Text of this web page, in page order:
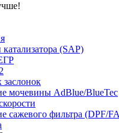
(SAP)
мочевины AdBlue/BlueTec
сажевого фильтра (DPF/